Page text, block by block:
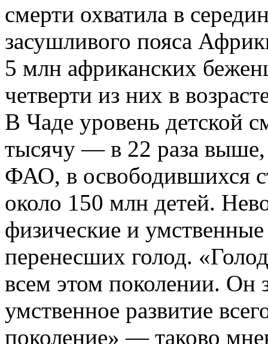
смерти охватила в
засушливого пояса
5 млн африканских
четверти из них в
В Чаде уровень детской
тысячу — в 22 раза
ФАО, в освободившихся
около 150 млн детей.
физические и
перенесших голод.
всем этом поколении. Он
умственное разви­тие
поколение» — таково